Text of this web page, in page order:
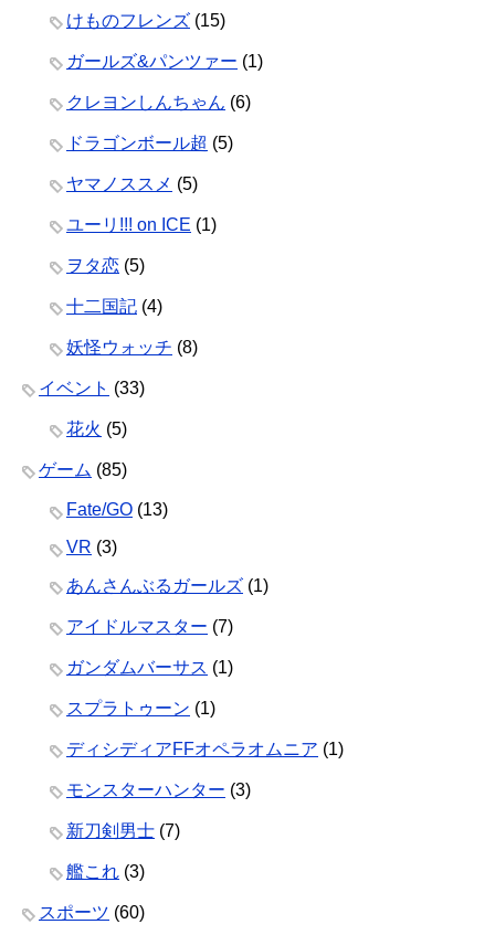
けものフレンズ (15)
ガールズ&パンツァー (1)
クレヨンしんちゃん (6)
ドラゴンボール超 (5)
ヤマノススメ (5)
ユーリ!!! on ICE (1)
ヲタ恋 (5)
十二国記 (4)
妖怪ウォッチ (8)
イベント (33)
花火 (5)
ゲーム (85)
Fate/GO (13)
VR (3)
あんさんぶるガールズ (1)
アイドルマスター (7)
ガンダムバーサス (1)
スプラトゥーン (1)
ディシディアFFオペラオムニア (1)
モンスターハンター (3)
新刀剣男士 (7)
艦これ (3)
スポーツ (60)